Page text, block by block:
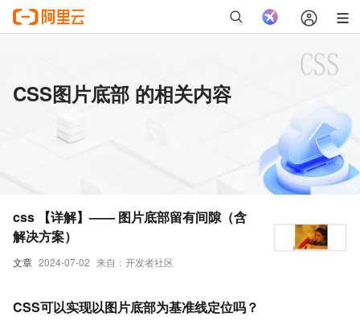
CSS图片底部 的相关内容
文章 2024-07-02 来自：开发者社区
css 【详解】—— 图片底部留有间隙（含
解决方案）
CSS可以实现以图片底部为基准线定位吗？